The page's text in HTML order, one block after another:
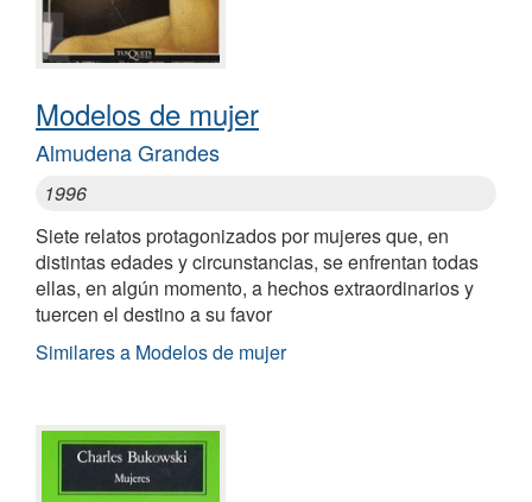
Modelos de mujer
Almudena Grandes
1996
Siete relatos protagonizados por mujeres que, en
distintas edades y circunstancias, se enfrentan todas
ellas, en algún momento, a hechos extraordinarios y
tuercen el destino a su favor
Similares a Modelos de mujer